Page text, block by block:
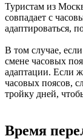
Туристам из
совпадает с
адаптироваться,
В том случае,
смене часовых
адаптации. Если
часовых поясов,
тройку дней,
Время